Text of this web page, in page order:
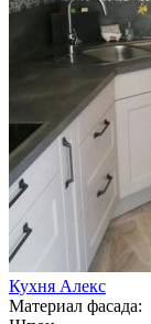
Кухня Алекс
Материал фасада: